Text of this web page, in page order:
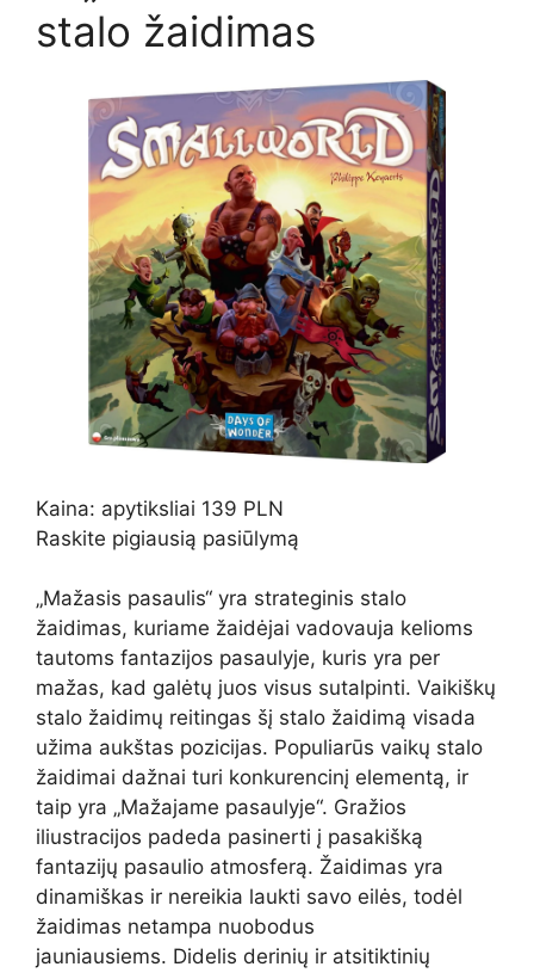
stalo žaidimas
Kaina: apytiksliai 139 PLN
Raskite pigiausią pasiūlymą
„Mažasis pasaulis“ yra strateginis stalo
žaidimas, kuriame žaidėjai vadovauja kelioms
tautoms fantazijos pasaulyje, kuris yra per
mažas, kad galėtų juos visus sutalpinti. Vaikiškų
stalo žaidimų reitingas šį stalo žaidimą visada
užima aukštas pozicijas. Populiarūs vaikų stalo
žaidimai dažnai turi konkurencinį elementą, ir
taip yra „Mažajame pasaulyje“. Gražios
iliustracijos padeda pasinerti į pasakišką
fantazijų pasaulio atmosferą. Žaidimas yra
dinamiškas ir nereikia laukti savo eilės, todėl
žaidimas netampa nuobodus
jauniausiems. Didelis derinių ir atsitiktinių